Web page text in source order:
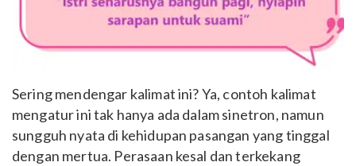
Sering mendengar kalimat ini? Ya, contoh kalimat
mengatur ini tak hanya ada dalam sinetron, namun
sungguh nyata di kehidupan pasangan yang tinggal
dengan mertua. Perasaan kesal dan terkekang